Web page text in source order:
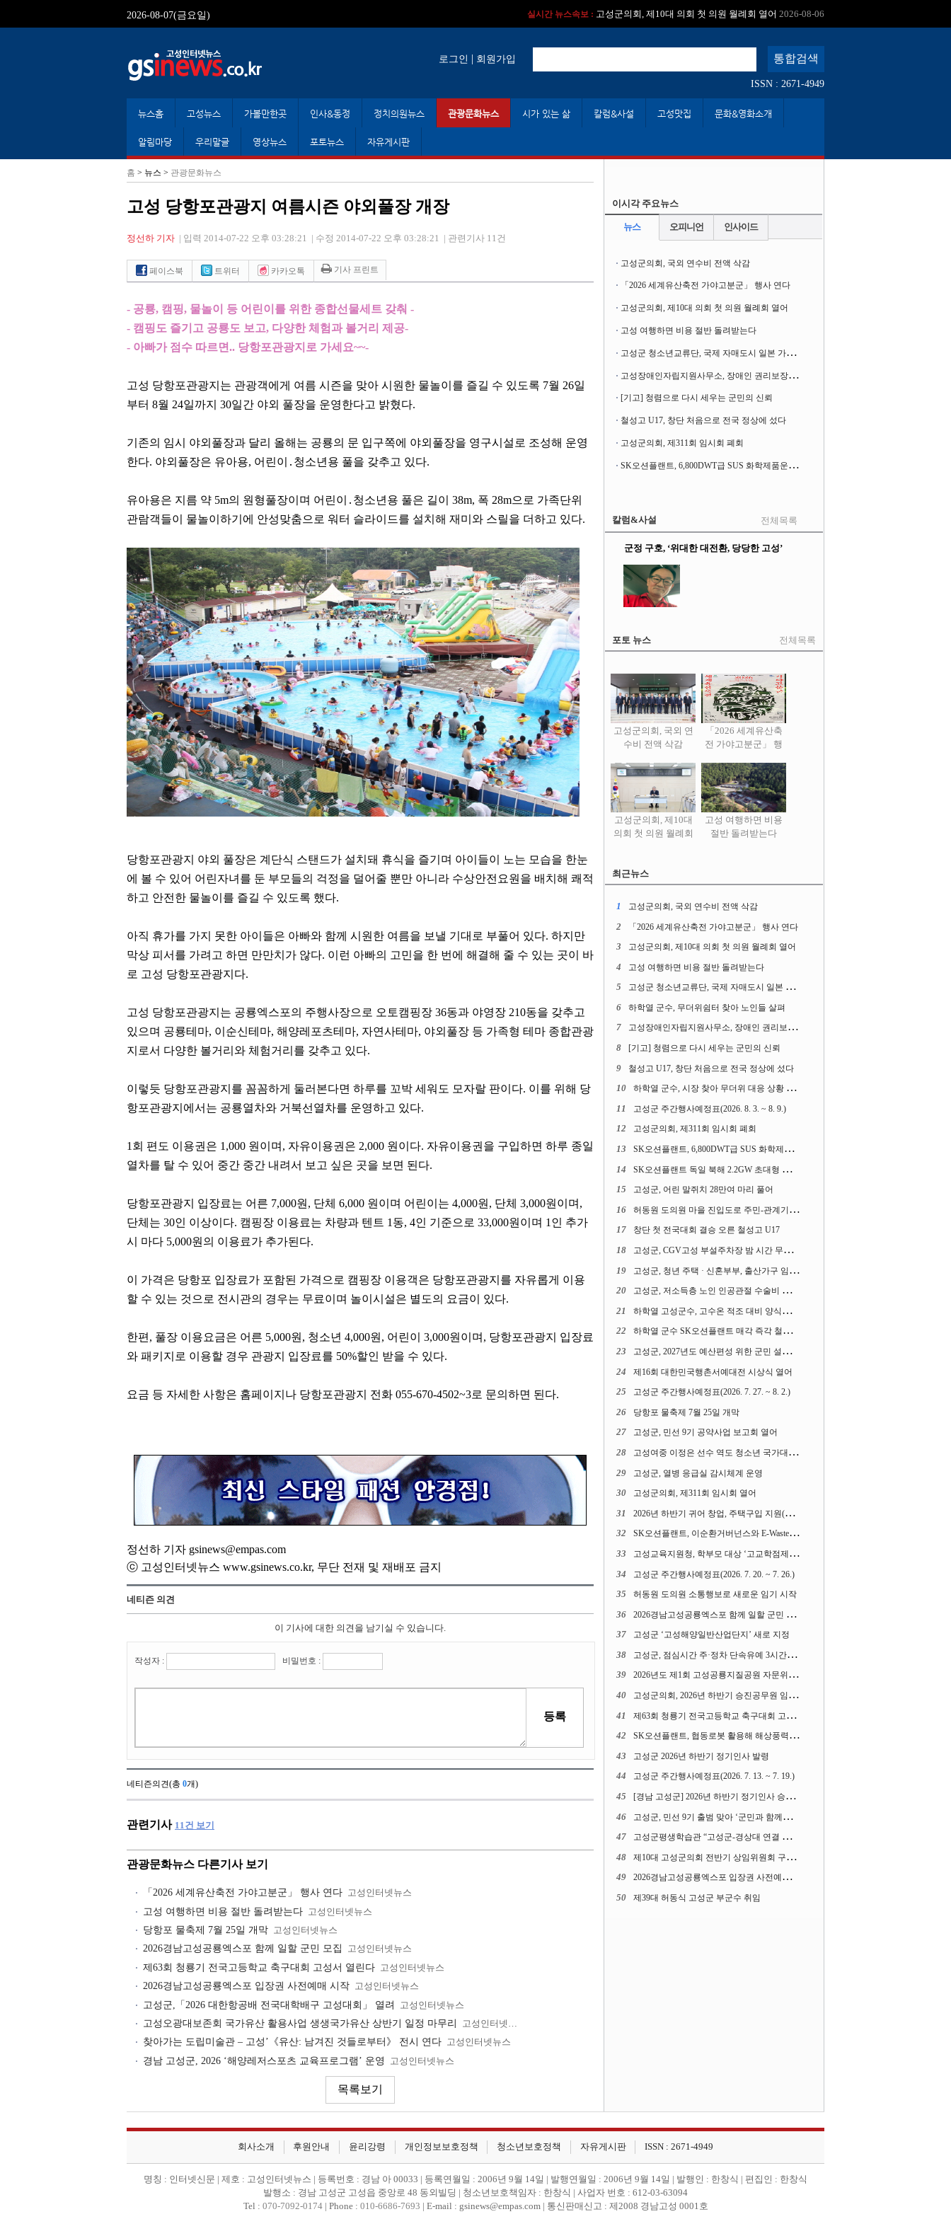
2026-08-07(금요일) 실시간 뉴스속보 : 고성군의회, 제10대 의회 첫 의원 월례회 열어 2026-08-06
로그인 | 회원가입
ISSN : 2671-4949
뉴스홈 고성뉴스 가볼만한곳 인사&동정 정치의원뉴스 관광문화뉴스 시가 있는 삶 칼럼&사설 고성맛집 문화&영화소개
알림마당 우리말글 영상뉴스 포토뉴스 자유게시판
홈 > 뉴스 > 관광문화뉴스
고성 당항포관광지 여름시즌 야외풀장 개장
정선하 기자 입력 2014-07-22 오후 03:28:21 수정 2014-07-22 오후 03:28:21 관련기사 11건
페이스북 트위터 카카오톡 기사 프린트
- 공룡, 캠핑, 물놀이 등 어린이를 위한 종합선물세트 갖춰 -
- 캠핑도 즐기고 공룡도 보고, 다양한 체험과 볼거리 제공-
- 아빠가 점수 따르면.. 당항포관광지로 가세요~~-
고성 당항포관광지는 관광객에게 여름 시즌을 맞아 시원한 물놀이를 즐길 수 있도록 7월 26일
부터 8월 24일까지 30일간 야외 풀장을 운영한다고 밝혔다.
기존의 임시 야외풀장과 달리 올해는 공룡의 문 입구쪽에 야외풀장을 영구시설로 조성해 운영
한다. 야외풀장은 유아용, 어린이 ․ 청소년용 풀을 갖추고 있다.
유아용은 지름 약 5m의 원형풀장이며 어린이 ․ 청소년용 풀은 길이 38m, 폭 28m으로 가족단위
관람객들이 물놀이하기에 안성맞춤으로 워터 슬라이드를 설치해 재미와 스릴을 더하고 있다.
당항포관광지 야외 풀장은 계단식 스탠드가 설치돼 휴식을 즐기며 아이들이 노는 모습을 한눈
에 볼 수 있어 어린자녀를 둔 부모들의 걱정을 덜어줄 뿐만 아니라 수상안전요원을 배치해 쾌적
하고 안전한 물놀이를 즐길 수 있도록 했다.
아직 휴가를 가지 못한 아이들은 아빠와 함께 시원한 여름을 보낼 기대로 부풀어 있다. 하지만
막상 피서를 가려고 하면 만만치가 않다. 이런 아빠의 고민을 한 번에 해결해 줄 수 있는 곳이 바
로 고성 당항포관광지다.
고성 당항포관광지는 공룡엑스포의 주행사장으로 오토캠핑장 36동과 야영장 210동을 갖추고
있으며 공룡테마, 이순신테마, 해양레포츠테마, 자연사테마, 야외풀장 등 가족형 테마 종합관광
지로서 다양한 볼거리와 체험거리를 갖추고 있다.
이렇듯 당항포관광지를 꼼꼼하게 둘러본다면 하루를 꼬박 세워도 모자랄 판이다. 이를 위해 당
항포관광지에서는 공룡열차와 거북선열차를 운영하고 있다.
1 회 편도 이용권은 1,000 원이며 , 자유이용권은 2,000 원이다. 자유이용권을 구입하면 하루 종일
열차를 탈 수 있어 중간 중간 내려서 보고 싶은 곳을 보면 된다.
당항포관광지 입장료는 어른 7,000원 , 단체 6,000 원이며 어린이는 4,000원 , 단체 3,000원이며 ,
단체는 30인 이상이다. 캠핑장 이용료는 차량과 텐트 1 동, 4인 기준으로 33,000원이며 1 인 추가
시 마다 5,000원의 이용료가 추가된다.
이 가격은 당항포 입장료가 포함된 가격으로 캠핑장 이용객은 당항포관광지를 자유롭게 이용
할 수 있는 것으로 전시관의 경우는 무료이며 놀이시설은 별도의 요금이 있다.
한편 , 풀장 이용요금은 어른 5,000원 , 청소년 4,000원 , 어린이 3,000원이며 , 당항포관광지 입장료
와 패키지로 이용할 경우 관광지 입장료를 50%할인 받을 수 있다.
요금 등 자세한 사항은 홈페이지나 당항포관광지 전화 055-670-4502~3로 문의하면 된다.
정선하 기자 gsinews@empas.com
ⓒ 고성인터넷뉴스 www.gsinews.co.kr, 무단 전재 및 재배포 금지
네티즌 의견
이 기사에 대한 의견을 남기실 수 있습니다.
작성자 : 비밀번호 :
네티즌의견(총 0개)
관련기사 11건 보기
관광문화뉴스 다른기사 보기
「2026 세계유산축전 가야고분군」 행사 연다 고성인터넷뉴스
고성 여행하면 비용 절반 돌려받는다 고성인터넷뉴스
당항포 물축제 7월 25일 개막 고성인터넷뉴스
2026경남고성공룡엑스포 함께 일할 군민 모집
고성인터넷뉴스
제63회 청룡기 전국고등학교 축구대회 고성서 열린다 고성인터넷뉴스
2026경남고성공룡엑스포 입장권 사전예매 시작 고성인터넷뉴스
고성군,「2026 대한항공배 전국대학배구 고성대회」 열려
고성인터넷뉴스
고성오광대보존회 국가유산 활용사업 생생국가유산 상반기 일정 마무리
고성인터넷뉴스
찾아가는 도립미술관 – 고성’《유산: 남겨진 것들로부터》 전시 연다 고성인터넷뉴스
경남 고성군, 2026 ‘해양레저스포츠 교육프로그램’ 운영
고성인터넷뉴스
이시각 주요뉴스
뉴스 오피니언 인사이드
고성군의회, 국외 연수비 전액 삭감
「2026 세계유산축전 가야고분군」 행사 연다
고성군의회, 제10대 의회 첫 의원 월례회 열어
고성 여행하면 비용 절반 돌려받는다
고
성군 청소년교류단, 국제 자매도시 일본 가사오카시 찾아
고
성장애인자립지원사무소, 장애인 권리보장 촉구 1인 시위 벌여
[기고] 청렴으로 다시 세우는 군민의 신뢰
철성고 U17, 창단 처음으로 전국 정상에 섰다
고성군의회, 제311회 임시회 폐회
S
K오션플랜트, 6,800DWT급 SUS 화학제품운반선 2척 수주
칼럼&사설 전체목록
군정 구호, ‘위대한 대전환, 당당한 고성’
포토 뉴스 전체목록
고성군의회, 국외 연
수비 전액 삭감
「2026 세계유산축
전 가야고분군」 행
고성군의회, 제10대
의회 첫 의원 월례회
고성 여행하면 비용
절반 돌려받는다
최근뉴스
1 고성군의회, 국외 연수비 전액 삭감
2 「2026 세계유산축전 가야고분군」 행사 연다
3 고성군의회, 제10대 의회 첫 의원 월례회 열어
4 고성 여행하면 비용 절반 돌려받는다
5 고성군 청소년교류단, 국제 자매도시 일본 가사오카시 찾아
6 하학열 군수, 무더위쉼터 찾아 노인들 살펴
7 고성장애인자립지원사무소, 장애인 권리보장 촉구 1인 시위 벌여
8 [기고] 청렴으로 다시 세우는 군민의 신뢰
9 철성고 U17, 창단 처음으로 전국 정상에 섰다
10 하학열 군수, 시장 찾아 무더위 대응 상황 살펴
11 고성군 주간행사예정표(2026. 8. 3. ~ 8. 9.)
12 고성군의회, 제311회 임시회 폐회
13 SK오션플랜트, 6,800DWT급 SUS 화학제품운반선 2척 수주
14 SK오션플랜트 독일 북해 2.2GW 초대형 해상변전소 하부구조물 수주
15 고성군, 어린 말쥐치 28만여 마리 풀어
16 허동원 도의원 마을 진입도로 주민-관계기관과 함께 간담회 열어
17 창단 첫 전국대회 결승 오른 철성고 U17
18 고성군, CGV고성 부설주차장 밤 시간 무료 개방한다
19 고성군, 청년 주택 · 신혼부부, 출산가구 임차보증금 대출이자 지원사업 시행
20 고성군, 저소득층 노인 인공관절 수술비 지원사업 계속 추진
21 하학열 고성군수, 고수온 적조 대비 양식장 현장점검
22 하학열 군수 SK오션플랜트 매각 즉각 철회 촉구 기자회견 열어
23 고성군, 2027년도 예산편성 위한 군민 설문조사 실시
24 제16회 대한민국행촌서예대전 시상식 열어
25 고성군 주간행사예정표(2026. 7. 27. ~ 8. 2.)
26 당항포 물축제 7월 25일 개막
27 고성군, 민선 9기 공약사업 보고회 열어
28 고성여중 이정은 선수 역도 청소년 국가대표에 뽑혀
29 고성군, 열병 응급실 감시체계 운영
30 고성군의회, 제311회 임시회 열어
31 2026년 하반기 귀어 창업, 주택구입 지원(융자) 사업대상자 모집
32 SK오션플랜트, 이순환거버넌스와 E-Waste Zero 업무협약
33 고성교육지원청, 학부모 대상 ‘고교학점제와 대입제도 설명회’ 열어
34 고성군 주간행사예정표(2026. 7. 20. ~ 7. 26.)
35 허동원 도의원 소통행보로 새로운 임기 시작
36 2026경남고성공룡엑스포 함께 일할 군민 모집
37 고성군 ‘고성해양일반산업단지’ 새로 지정
38 고성군, 점심시간 주·정차 단속유예 3시간으로 확대
39 2026년도 제1회 고성공룡지질공원 자문위원회 열어
40 고성군의회, 2026년 하반기 승진공무원 임용장 수여
41 제63회 청룡기 전국고등학교 축구대회 고성서 열린다
42 SK오션플랜트, 협동로봇 활용해 해상풍력 생산 혁신 속도 낸다
43 고성군 2026년 하반기 정기인사 발령
44 고성군 주간행사예정표(2026. 7. 13. ~ 7. 19.)
45 [경남 고성군] 2026년 하반기 정기인사 승진심사 결과
46 고성군, 민선 9기 출범 맞아 ‘군민과 함께하는 대전환 소통간담회’ 열어
47 고성군평생학습관 “고성군-경상대 연결 평생교육” 운영
48 제10대 고성군의회 전반기 상임위원회 구성 완료
49 2026경남고성공룡엑스포 입장권 사전예매 시작
50 제39대 허동식 고성군 부군수 취임
회사소개 후원안내 윤리강령 개인정보보호정책 청소년보호정책 자유게시판 ISSN : 2671-4949
명칭 : 인터넷신문 | 제호 : 고성인터넷뉴스 | 등록번호 : 경남 아 00033 | 등록연월일 : 2006년 9월 14일 | 발행연월일 : 2006년 9월 14일 | 발행인 : 한창식 | 편집인 : 한창식
발행소 : 경남 고성군 고성읍 중앙로 48 동외빌딩 | 청소년보호책임자 : 한창식 | 사업자 번호 : 612-03-63094
Tel : 070-7092-0174 | Phone : 010-6686-7693 | E-mail : gsinews@empas.com | 통신판매신고 : 제2008 경남고성 0001호